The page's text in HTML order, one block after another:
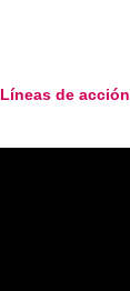
Líneas de acción